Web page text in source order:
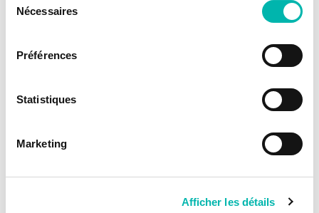
Nécessaires
Préférences
Statistiques
Marketing
Afficher les détails